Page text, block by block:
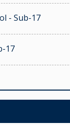
- Sub-17
17